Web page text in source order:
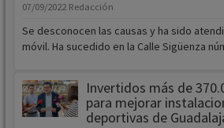
07/09/2022 Redacción
Se desconocen las causas y ha sido
móvil. Ha sucedido en la Calle Sigüenza
Invertidos más de
para mejorar
deportivas de